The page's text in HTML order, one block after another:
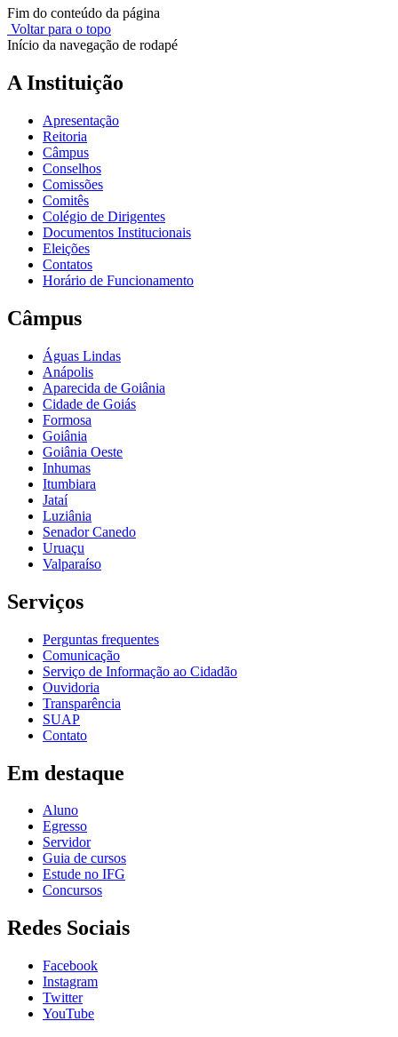
Fim do conteúdo da página
Voltar para o topo
Início da navegação de rodapé
A Instituição
Apresentação
Reitoria
Câmpus
Conselhos
Comissões
Comitês
Colégio de Dirigentes
Documentos Institucionais
Eleições
Contatos
Horário de Funcionamento
Câmpus
Águas Lindas
Anápolis
Aparecida de Goiânia
Cidade de Goiás
Formosa
Goiânia
Goiânia Oeste
Inhumas
Itumbiara
Jataí
Luziânia
Senador Canedo
Uruaçu
Valparaíso
Serviços
Perguntas frequentes
Comunicação
Serviço de Informação ao Cidadão
Ouvidoria
Transparência
SUAP
Contato
Em destaque
Aluno
Egresso
Servidor
Guia de cursos
Estude no IFG
Concursos
Redes Sociais
Facebook
Instagram
Twitter
YouTube